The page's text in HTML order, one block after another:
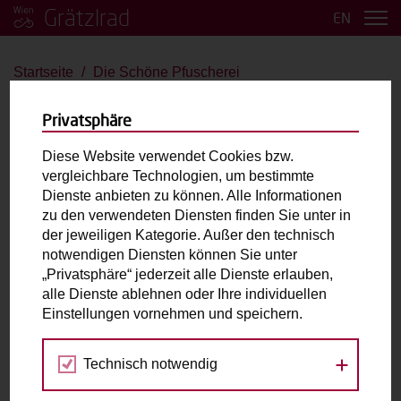
Grätzlrad EN
Startseite Die Schöne Pfuscherei
Bakfiets Cargotrike
bis 2 Kinder Große Last E-Antrieb
Max. zulässiges Gesamtgewicht (inkl. fahrende
Person):180kg
Laderaum:L: 90cm B: 67cm H: 45cm
Fahrradabholung & Rückgabe
Privatsphäre
Diese Website verwendet Cookies bzw.
vergleichbare Technologien, um bestimmte
Dienste anbieten zu können. Alle Informationen
zu den verwendeten Diensten finden Sie unter in
der jeweiligen Kategorie. Außer den technisch
notwendigen Diensten können Sie unter
„Privatsphäre“ jederzeit alle Dienste erlauben,
alle Dienste ablehnen oder Ihre individuellen
Einstellungen vornehmen und speichern.
Technisch notwendig